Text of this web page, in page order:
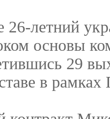
26-летний
основы
29
в